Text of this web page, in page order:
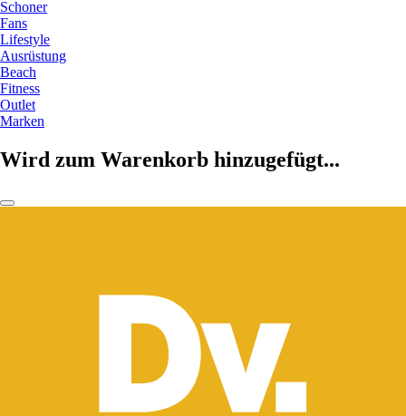
Schoner
Fans
Lifestyle
Ausrüstung
Beach
Fitness
Outlet
Marken
Wird zum Warenkorb hinzugefügt...